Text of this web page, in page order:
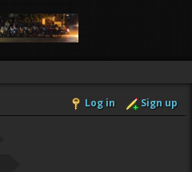
Log in Sign up